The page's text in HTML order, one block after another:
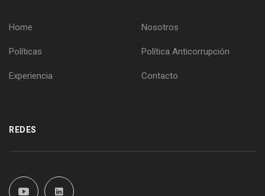
Home Nosotros
Políticas Política Anticorrupción
Experiencia Contacto
REDES